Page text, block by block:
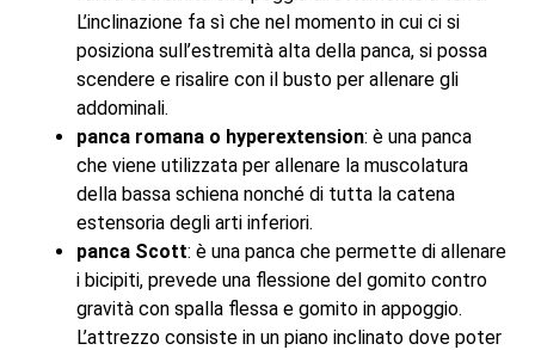
L’inclinazione fa sì che nel momento in cui ci si
posiziona sull’estremità alta della panca, si possa
scendere e risalire con il busto per allenare gli
addominali.
panca romana o hyperextension: è una panca
che viene utilizzata per allenare la muscolatura
della bassa schiena nonché di tutta la catena
estensoria degli arti inferiori.
panca Scott: è una panca che permette di allenare
i bicipiti, prevede una flessione del gomito contro
gravità con spalla flessa e gomito in appoggio.
L’attrezzo consiste in un piano inclinato dove poter